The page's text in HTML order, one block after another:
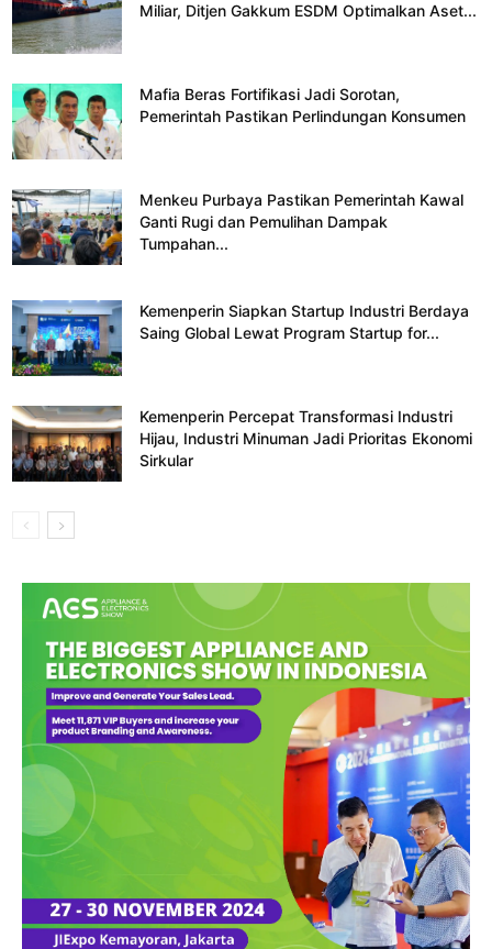
Miliar, Ditjen Gakkum ESDM Optimalkan Aset...
Mafia Beras Fortifikasi Jadi Sorotan,
Pemerintah Pastikan Perlindungan Konsumen
Menkeu Purbaya Pastikan Pemerintah Kawal
Ganti Rugi dan Pemulihan Dampak
Tumpahan...
Kemenperin Siapkan Startup Industri Berdaya
Saing Global Lewat Program Startup for...
Kemenperin Percepat Transformasi Industri
Hijau, Industri Minuman Jadi Prioritas Ekonomi
Sirkular